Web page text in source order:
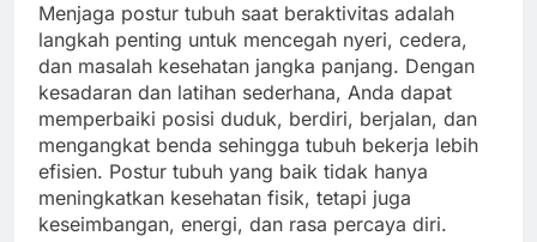
Menjaga postur tubuh saat beraktivitas adalah
langkah penting untuk mencegah nyeri, cedera,
dan masalah kesehatan jangka panjang. Dengan
kesadaran dan latihan sederhana, Anda dapat
memperbaiki posisi duduk, berdiri, berjalan, dan
mengangkat benda sehingga tubuh bekerja lebih
efisien. Postur tubuh yang baik tidak hanya
meningkatkan kesehatan fisik, tetapi juga
keseimbangan, energi, dan rasa percaya diri.